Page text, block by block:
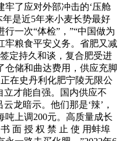
了应对外部冲击的‘压舱
年是近5年来小麦长势最好
一次“体检”，”“中国做为
牢粮食平安义务。省肥又减
定持久和谈，复合肥受进
仓储和曲达费用，供应充脚
在史丹利化肥宁陵无限公
立才能自强。国内供应不
龙暗示。他们那是‘辣’，
上调200元。高质量成长
面 授 权 禁 止 使 用蚌埠